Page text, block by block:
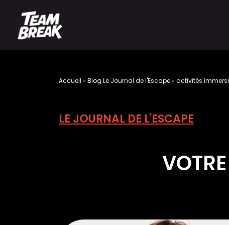
Accueil » Blog Le Journal de l'Escape » activités
LE JOURNAL DE L'ESCAPE